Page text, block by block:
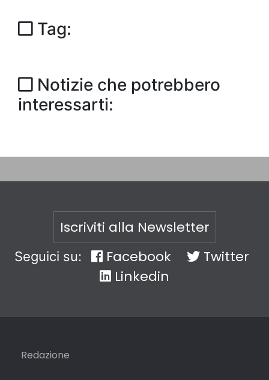
Tag:
Notizie che potrebbero
interessarti:
Iscriviti alla Newsletter
Seguici su: Facebook
Twitter
Linkedin
Redazione